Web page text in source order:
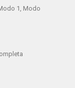
1, Modo